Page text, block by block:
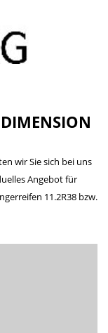
wir Sie sich bei uns
Angebot für
11.2R38 bzw.